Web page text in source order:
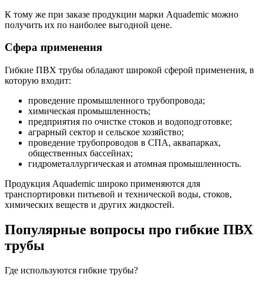
К тому же при заказе продукции марки Aquademic можно
получить их по наиболее выгодной цене.
Сфера применения
Гибкие ПВХ трубы обладают широкой сферой применения, в
которую входит:
проведение промышленного трубопровода;
химическая промышленность;
предприятия по очистке стоков и водоподготовке;
аграрный сектор и сельское хозяйство;
проведение трубопроводов в СПА, аквапарках,
общественных бассейнах;
гидрометаллургическая и атомная промышленность.
Продукция Aquademic широко применяются для
транспортировки питьевой и технической воды, стоков,
химических веществ и других жидкостей.
Популярные вопросы про гибкие ПВХ
трубы
Где используются гибкие трубы?